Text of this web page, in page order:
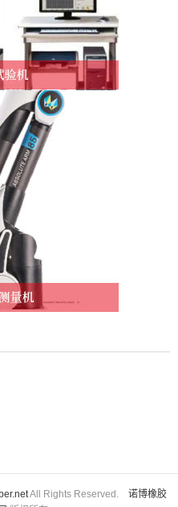
All Rights Reserved. 诺博橡胶